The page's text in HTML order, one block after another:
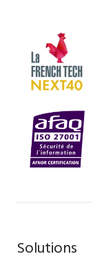
Solutions